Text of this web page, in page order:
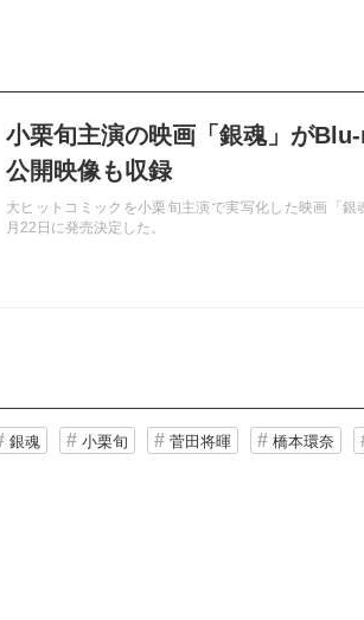
小栗旬主演の映画「銀魂」が
公開映像も収録
大ヒットコミックを小栗旬主演で実写化した映画「
月22日に発売決定した。
銀魂 小栗旬 菅田将暉 橋本環奈